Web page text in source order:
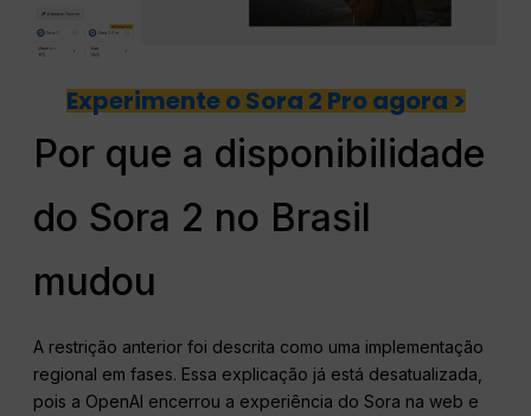
Experimente o Sora 2 Pro agora >
Por que a disponibilidade
do Sora 2 no Brasil
mudou
A restrição anterior foi descrita como uma implementação
regional em fases. Essa explicação já está desatualizada,
pois a OpenAI encerrou a experiência do Sora na web e